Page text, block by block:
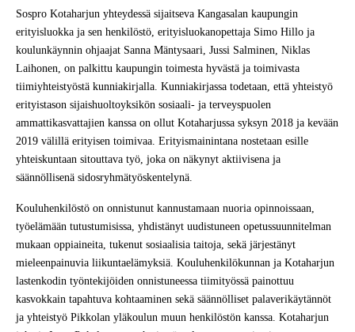
Sospro Kotaharjun yhteydessä sijaitseva Kangasalan kaupungin
erityisluokka ja sen henkilöstö, erityisluokanopettaja Simo Hillo ja
koulunkäynnin ohjaajat Sanna Mäntysaari, Jussi Salminen, Niklas
Laihonen, on palkittu kaupungin toimesta hyvästä ja toimivasta
tiimiyhteistyöstä kunniakirjalla. Kunniakirjassa todetaan, että yhteistyö
erityistason sijaishuoltoyksikön sosiaali- ja terveyspuolen
ammattikasvattajien kanssa on ollut Kotaharjussa syksyn 2018 ja kevään
2019 välillä erityisen toimivaa. Erityismainintana nostetaan esille
yhteiskuntaan sitouttava työ, joka on näkynyt aktiivisena ja
säännöllisenä sidosryhmätyöskentelynä.
Kouluhenkilöstö on onnistunut kannustamaan nuoria opinnoissaan,
työelämään tutustumisissa, yhdistänyt uudistuneen opetussuunnitelman
mukaan oppiaineita, tukenut sosiaalisia taitoja, sekä järjestänyt
mieleenpainuvia liikuntaelämyksiä. Kouluhenkilökunnan ja Kotaharjun
lastenkodin työntekijöiden onnistuneessa tiimityössä painottuu
kasvokkain tapahtuva kohtaaminen sekä säännölliset palaverikäytännöt
ja yhteistyö Pikkolan yläkoulun muun henkilöstön kanssa. Kotaharjun